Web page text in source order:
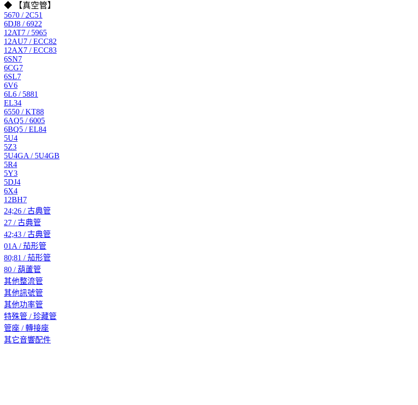
◆ 【真空管】
5670 / 2C51
6DJ8 / 6922
12AT7 / 5965
12AU7 / ECC82
12AX7 / ECC83
6SN7
6CG7
6SL7
6V6
6L6 / 5881
EL34
6550 / KT88
6AQ5 / 6005
6BQ5 / EL84
5U4
5Z3
5U4GA / 5U4GB
5R4
5Y3
5DJ4
6X4
12BH7
24;26 / 古典管
27 / 古典管
42;43 / 古典管
01A / 茄形管
80;81 / 茄形管
80 / 葫蘆管
其他整流管
其他訊號管
其他功率管
特殊管 / 珍藏管
管座 / 轉接座
其它音響配件